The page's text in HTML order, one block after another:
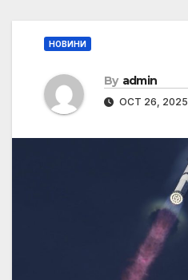
НОВИНИ
By admin
OCT 26, 2025